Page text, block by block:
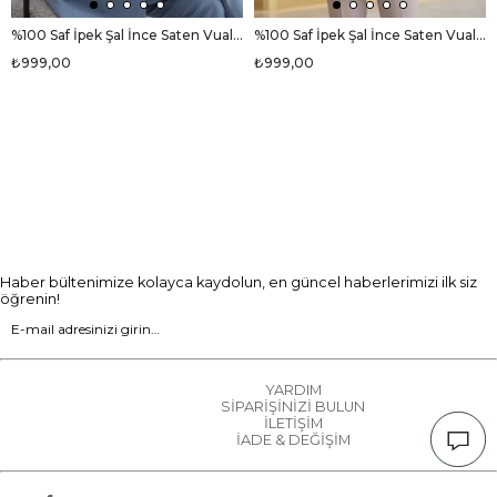
%100 Saf İpek Şal İnce Saten Vual Dokuma Etro Desenli Bebe Mavisi - Taba Renkli 90x210 Şal
₺999,00
%100 Saf İpek Şal İnce Saten Vual Dokuma Etro Desenli Pudra Renkli 90x210 Şal
₺999,00
Haber bültenimize kolayca kaydolun, en güncel haberlerimizi ilk siz
öğrenin!
YARDIM
SİPARİŞİNİZİ BULUN
İLETİŞİM
İADE & DEĞİŞİM